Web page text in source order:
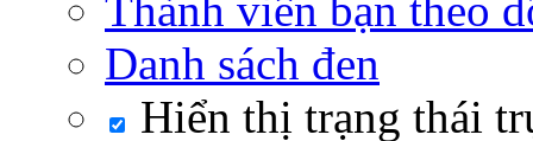
Thành viên bạn theo
Danh sách đen
Hiển thị trạng thái